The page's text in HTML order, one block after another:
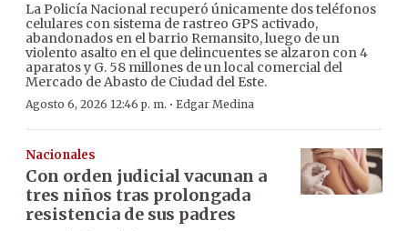
La Policía Nacional recuperó únicamente dos teléfonos
celulares con sistema de rastreo GPS activado,
abandonados en el barrio Remansito, luego de un
violento asalto en el que delincuentes se alzaron con 4
aparatos y G. 58 millones de un local comercial del
Mercado de Abasto de Ciudad del Este.
Agosto 6, 2026 12:46 p. m. · Edgar Medina
Nacionales
Con orden judicial vacunan a
tres niños tras prolongada
resistencia de sus padres